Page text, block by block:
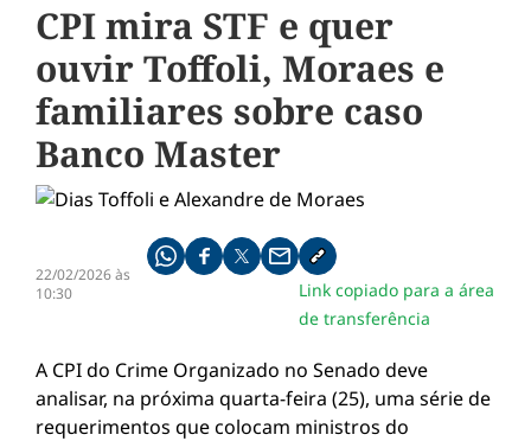
CPI mira STF e quer
ouvir Toffoli, Moraes e
familiares sobre caso
Banco Master
22/02/2026 às
10:30
Compartilhe pelo whatsapp
Compartilhar no facebook
Compartilhar no twitter
Compartilhe pelo email
Copiar link da notícia
Link copiado para a área
de transferência
A CPI do Crime Organizado no Senado deve
analisar, na próxima quarta-feira (25), uma série de
requerimentos que colocam ministros do